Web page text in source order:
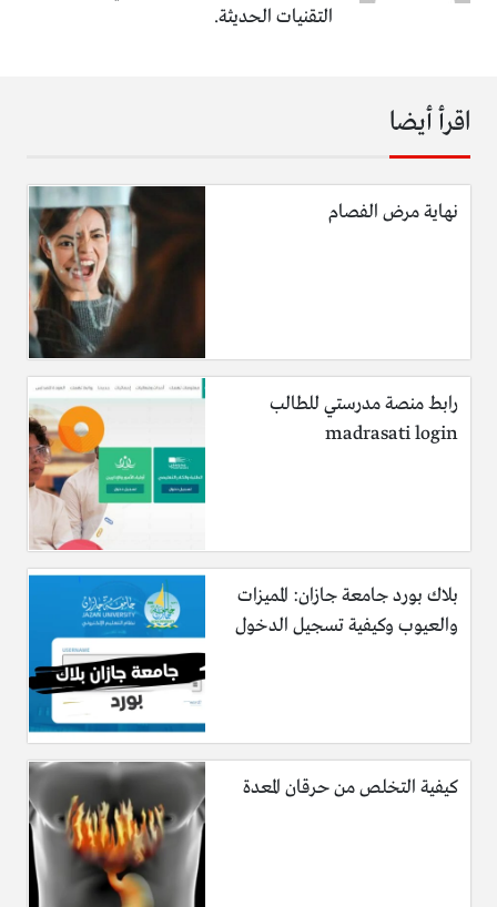
التقنيات الحديثة.
اقرأ أيضا
نهاية مرض الفصام
رابط منصة مدرستي للطالب
madrasati login
بلاك بورد جامعة جازان: المميزات
والعيوب وكيفية تسجيل الدخول
كيفية التخلص من حرقان المعدة